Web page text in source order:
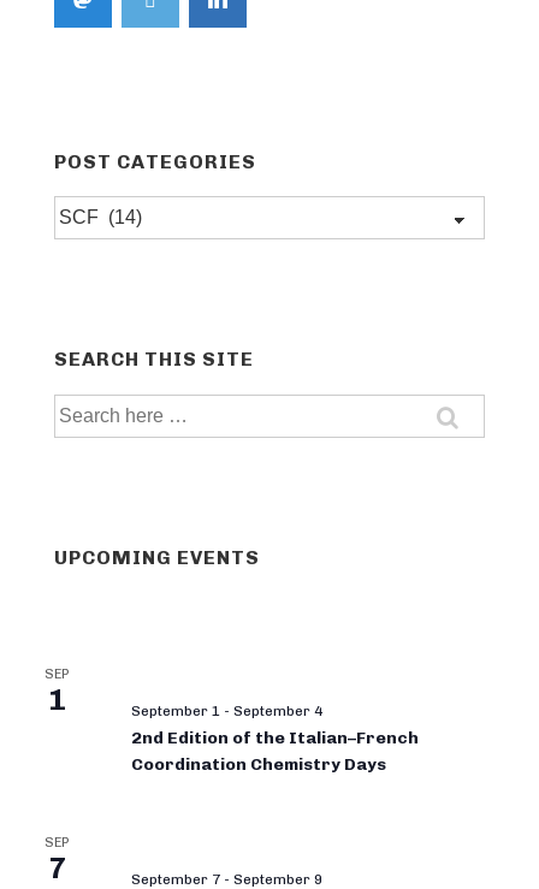
POST CATEGORIES
Post
categories
SEARCH THIS SITE
Search
UPCOMING EVENTS
SEP
1 September 1 - September 4
2nd Edition of the Italian–French
Coordination Chemistry Days
SEP
7 September 7 - September 9